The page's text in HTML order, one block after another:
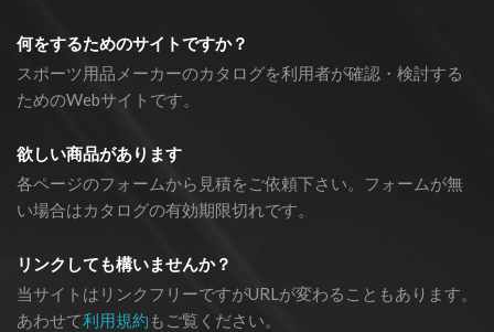
何をするためのサイトですか？
スポーツ用品メーカーのカタログを利用者が確認・検討する
ためのWebサイトです。
欲しい商品があります
各ページのフォームから見積をご依頼下さい。フォームが無
い場合はカタログの有効期限切れです。
リンクしても構いませんか？
当サイトはリンクフリーですがURLが変わることもあります。
あわせて利用規約 もご覧ください。